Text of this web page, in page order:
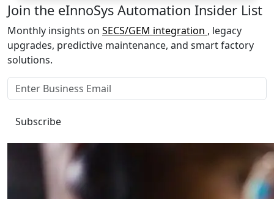
Join the eInnoSys Automation Insider List
Monthly insights on SECS/GEM integration , legacy
upgrades, predictive maintenance, and smart factory
solutions.